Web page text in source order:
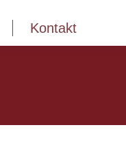
geöffnet
geöffnetgeöffnet
Kontakt